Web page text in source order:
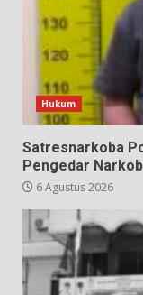
Hukum
Satresnarkoba
Pengedar
6 Agustus 2026